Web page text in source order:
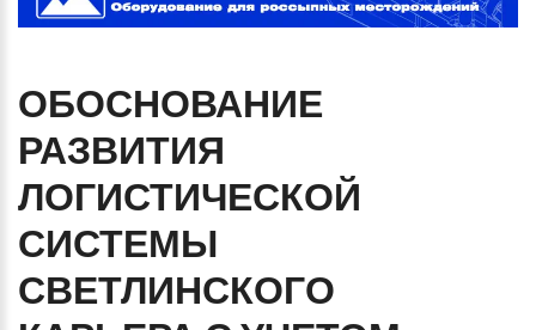
ОБОСНОВАНИЕ
РАЗВИТИЯ
ЛОГИСТИЧЕСКОЙ
СИСТЕМЫ
СВЕТЛИНСКОГО